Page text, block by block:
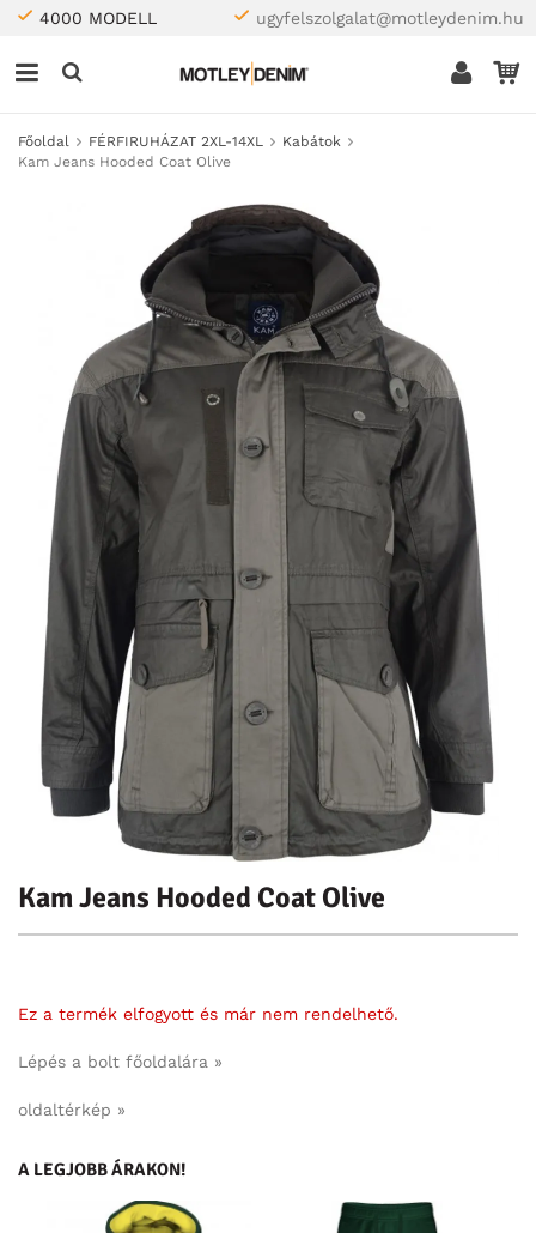
4000 MODELL ugyfelszolgalat@motleydenim.hu
Főoldal FÉRFIRUHÁZAT 2XL-14XL
Kabátok
Kam Jeans Hooded Coat Olive
Kam Jeans Hooded Coat Olive
Ez a termék elfogyott és már nem rendelhető.
Lépés a bolt főoldalára »
oldaltérkép »
A LEGJOBB ÁRAKON!